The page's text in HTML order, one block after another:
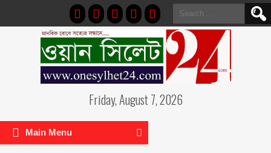
Search
for:
Friday, August 7, 2026
Main Menu